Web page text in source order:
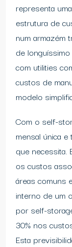
representa
estrutura de
num armazém
de
com utilities
custos de
modelo
Com o self-
mensal única
que necessita.
os custos
áreas comuns
interno de um
por self-
30% nos
Esta